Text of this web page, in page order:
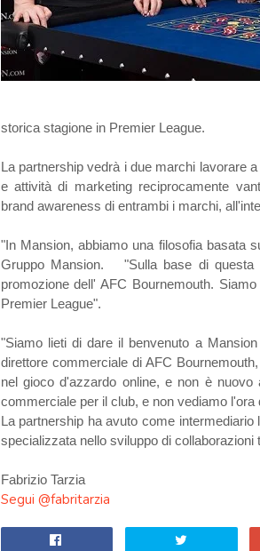
storica stagione in Premier League.
La partnership vedrà i due marchi lavorare
e attività di marketing reciprocamente
brand awareness di entrambi i marchi,
"In Mansion, abbiamo una filosofia basata
Gruppo Mansion. "Sulla base di questa
promozione dell' AFC Bournemouth.
Premier League".
"Siamo lieti di dare il benvenuto a
direttore commerciale di AFC
nel gioco d'azzardo online, e non è
commerciale per il club, e non vediamo
La partnership ha avuto come
specializzata nello sviluppo di collaborazioni
Fabrizio Tarzia
Segui @fabritarzia